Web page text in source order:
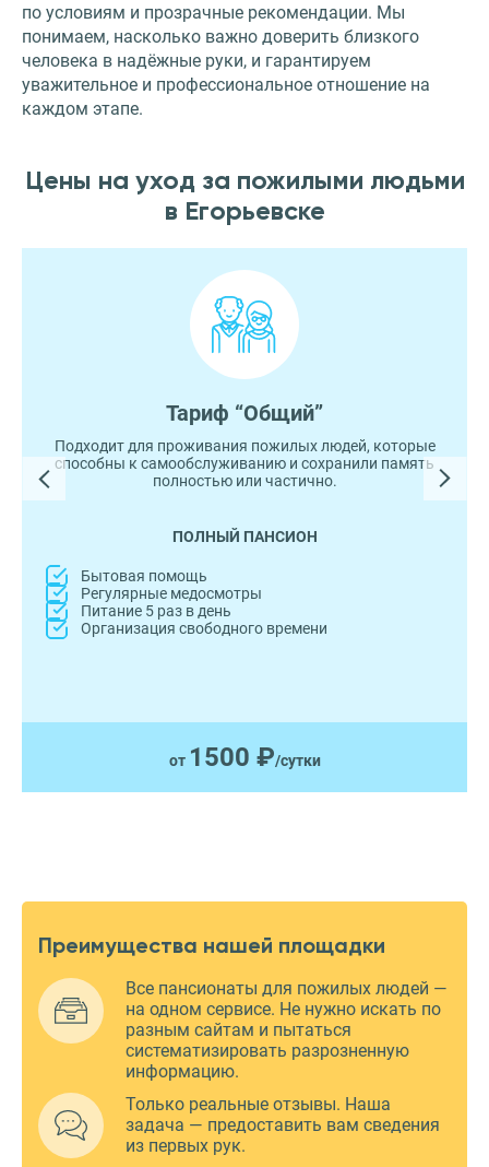
по условиям и прозрачные рекомендации. Мы
понимаем, насколько важно доверить близкого
человека в надёжные руки, и гарантируем
уважительное и профессиональное отношение на
каждом этапе.
Цены на уход за пожилыми людьми
в Егорьевске
Тариф “Общий”
Подходит для проживания пожилых людей, которые
способны к самообслуживанию и сохранили память
полностью или частично.
ПОЛНЫЙ ПАНСИОН
Бытовая помощь
Регулярные медосмотры
Питание 5 раз в день
Организация свободного времени
от 1500 ₽/сутки
Преимущества нашей площадки
Все пансионаты для пожилых людей —
на одном сервисе. Не нужно искать по
разным сайтам и пытаться
систематизировать разрозненную
информацию.
Только реальные отзывы. Наша
задача — предоставить вам сведения
из первых рук.